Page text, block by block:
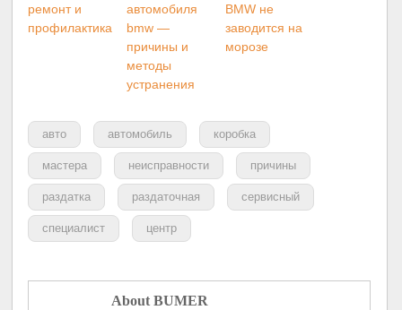
ремонт и
профилактика
автомобиля
bmw —
причины и
методы
устранения
BMW не
заводится на
морозе
авто автомобиль коробка
мастера неисправности причины
раздатка раздаточная сервисный
специалист центр
About BUMER